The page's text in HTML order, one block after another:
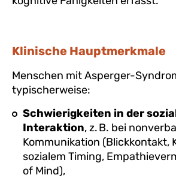
Klinische Hauptmerkmale
Menschen mit Asperger-
typischerweise:
Schwierigkeiten in der
Interaktion, z. B. bei
Kommunikation (Blickkontakt,
sozialem Timing,
of Mind),